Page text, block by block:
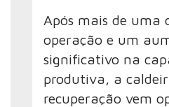
Após mais de uma
operação e um
significativo na
produtiva, a
recuperação vem